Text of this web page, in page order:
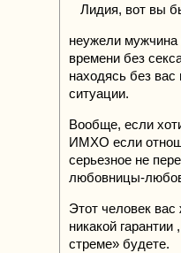
Лидия, вот вы
неужели
времени без
находясь без вас
ситуации.
Вообще, если
ИМХО если
серьезное не
любовницы-
Этот человек
никакой
стреме» будете.